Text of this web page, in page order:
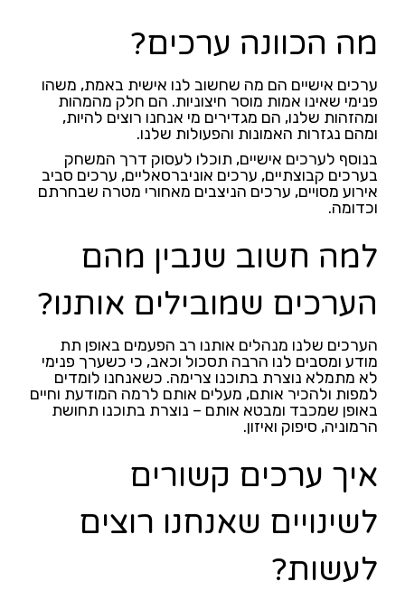
מה הכוונה ערכים?
ערכים אישיים הם מה שחשוב לנו אישית באמת, משהו
פנימי שאינו אמות מוסר חיצוניות. הם חלק מהמהות
ומהזהות שלנו, הם מגדירים מי אנחנו רוצים להיות,
ומהם נגזרות האמונות והפעולות שלנו.
בנוסף לערכים אישיים, תוכלו לעסוק דרך המשחק
בערכים קבוצתיים, ערכים אוניברסאליים, ערכים סביב
אירוע מסויים, ערכים הניצבים מאחורי מטרה שבחרתם
וכדומה.
למה חשוב שנבין מהם
הערכים שמובילים אותנו?
הערכים שלנו מנהלים אותנו רב הפעמים באופן תת
מודע ומסבים לנו הרבה תסכול וכאב, כי כשערך פנימי
לא מתמלא נוצרת בתוכנו צרימה. כשאנחנו לומדים
למפות ולהכיר אותם, מעלים אותם לרמה המודעת וחיים
באופן שמכבד ומבטא אותם – נוצרת בתוכנו תחושת
הרמוניה, סיפוק ואיזון.
איך ערכים קשורים
לשינויים שאנחנו רוצים
לעשות?